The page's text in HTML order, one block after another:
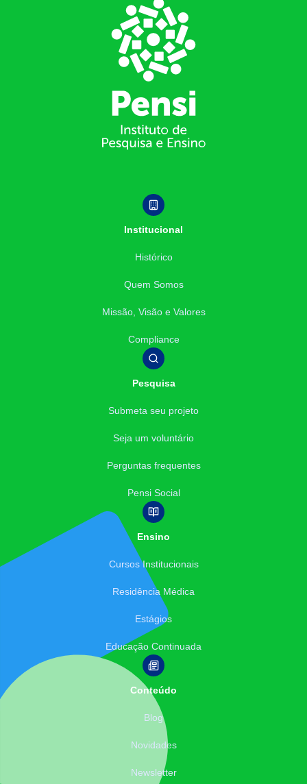
Institucional
Histórico
Quem Somos
Missão, Visão e Valores
Compliance
Pesquisa
Submeta seu projeto
Seja um voluntário
Perguntas frequentes
Pensi Social
Ensino
Cursos Institucionais
Residência Médica
Estágios
Educação Continuada
Conteúdo
Blog
Novidades
Newsletter